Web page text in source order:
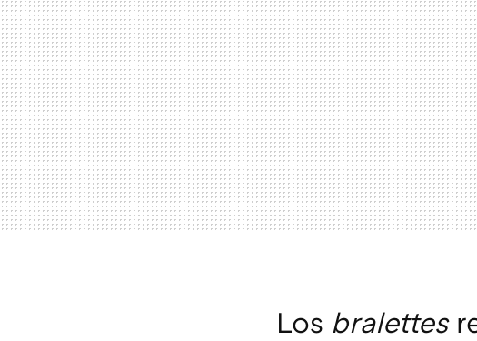
Los bralettes